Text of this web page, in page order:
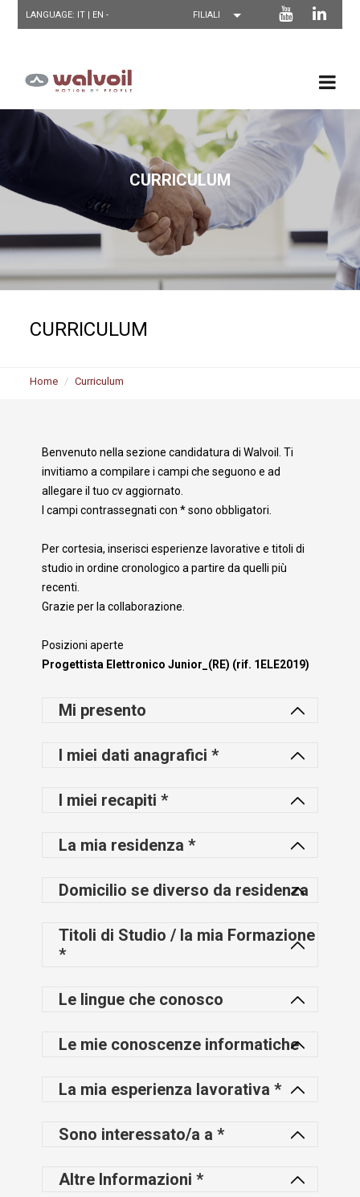
LANGUAGE: IT | EN-
CURRICULUM
CURRICULUM
Home Curriculum
Benvenuto nella sezione candidatura di Walvoil. Ti
invitiamo a compilare i campi che seguono e ad
allegare il tuo cv aggiornato.
I campi contrassegnati con * sono obbligatori.
Per cortesia, inserisci esperienze lavorative e titoli di
studio in ordine cronologico a partire da quelli più
recenti.
Grazie per la collaborazione.
Posizioni aperte
Progettista Elettronico Junior_(RE) (rif. 1ELE2019)
Mi presento
I miei dati anagrafici *
I miei recapiti *
La mia residenza *
Domicilio se diverso da residenza
Titoli di Studio / la mia Formazione
*
Le lingue che conosco
Le mie conoscenze informatiche
La mia esperienza lavorativa *
Sono interessato/a a *
Altre Informazioni *